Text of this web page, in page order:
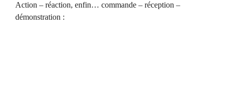
Action – réaction, enfin… commande – réception –
démonstration :